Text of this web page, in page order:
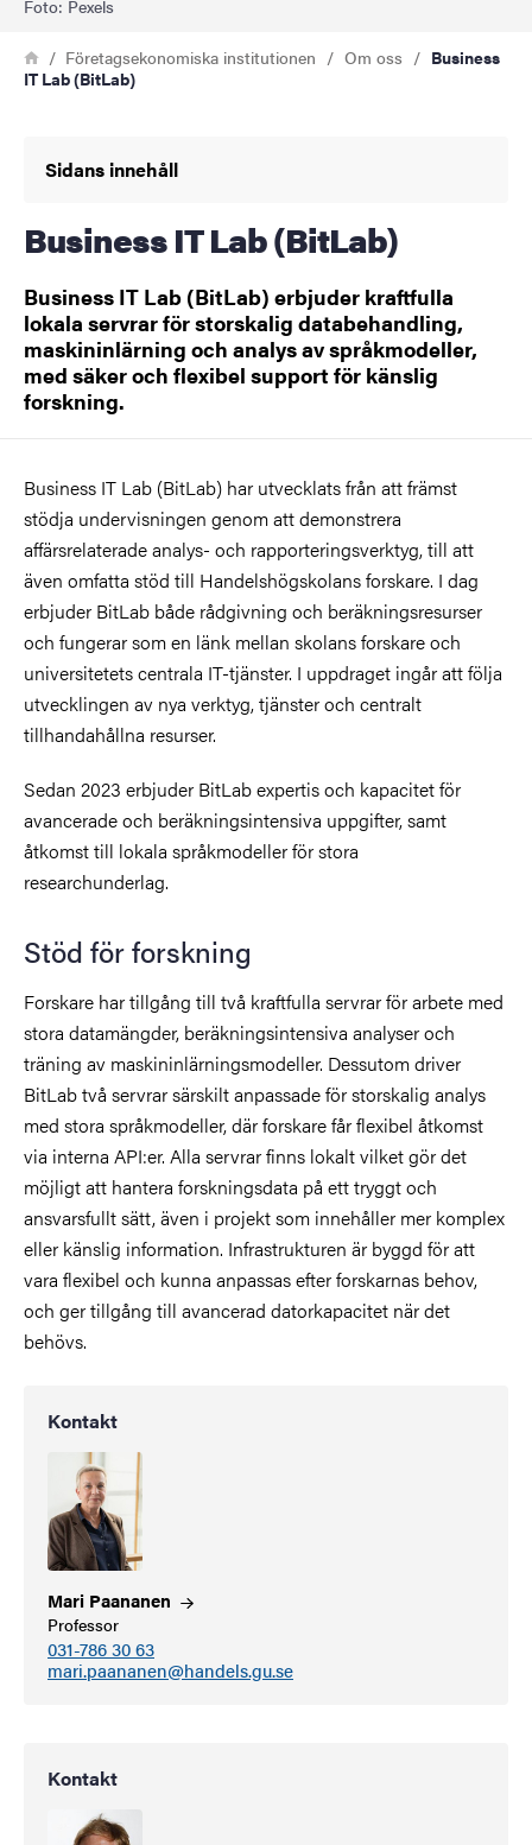
Foto: Pexels
Länkstig
HemFöretagsekonomiska institutionen Om oss
Business
IT Lab (BitLab)
Sidans innehåll
Business IT Lab (BitLab)
Business IT Lab (BitLab) erbjuder kraftfulla
lokala servrar för storskalig databehandling,
maskininlärning och analys av språkmodeller,
med säker och flexibel support för känslig
forskning.
Business IT Lab (BitLab) har utvecklats från att främst
stödja undervisningen genom att demonstrera
affärsrelaterade analys- och rapporteringsverktyg, till att
även omfatta stöd till Handelshögskolans forskare. I dag
erbjuder BitLab både rådgivning och beräkningsresurser
och fungerar som en länk mellan skolans forskare och
universitetets centrala IT-tjänster. I uppdraget ingår att följa
utvecklingen av nya verktyg, tjänster och centralt
tillhandahållna resurser.
Sedan 2023 erbjuder BitLab expertis och kapacitet för
avancerade och beräkningsintensiva uppgifter, samt
åtkomst till lokala språkmodeller för stora
researchunderlag.
Stöd för forskning
Forskare har tillgång till två kraftfulla servrar för arbete med
stora datamängder, beräkningsintensiva analyser och
träning av maskininlärningsmodeller. Dessutom driver
BitLab två servrar särskilt anpassade för storskalig analys
med stora språkmodeller, där forskare får flexibel åtkomst
via interna API:er. Alla servrar finns lokalt vilket gör det
möjligt att hantera forskningsdata på ett tryggt och
ansvarsfullt sätt, även i projekt som innehåller mer komplex
eller känslig information. Infrastrukturen är byggd för att
vara flexibel och kunna anpassas efter forskarnas behov,
och ger tillgång till avancerad datorkapacitet när det
behövs.
Kontakt
Mari Paananen
Professor
031-786 30 63
mari.paananen@handels.gu.se
Kontakt